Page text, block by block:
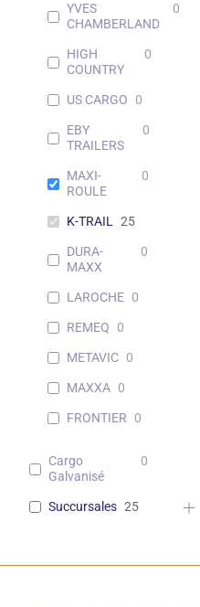
YVES
CHAMBERLAND
0
HIGH
COUNTRY
0
US CARGO 0
EBY
TRAILERS
0
MAXI-
ROULE
0
K-TRAIL 25
DURA-
MAXX
0
LAROCHE 0
REMEQ 0
METAVIC 0
MAXXA 0
FRONTIER 0
Cargo
Galvanisé
0
Succursales 25